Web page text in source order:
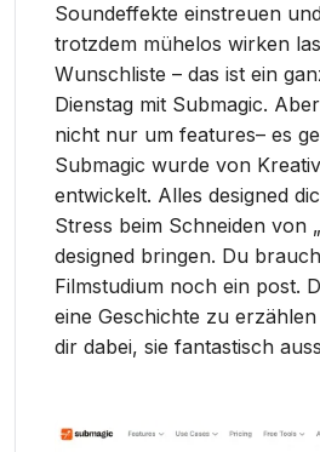
Soundeffekte einstreuen
trotzdem mühelos wirken
Wunschliste – das ist ein
Dienstag mit Submagic.
nicht nur um features– es
Submagic wurde von
entwickelt. Alles designed
Stress beim Schneiden von
designed bringen. Du
Filmstudium noch ein post.
eine Geschichte zu
dir dabei, sie fantastisch